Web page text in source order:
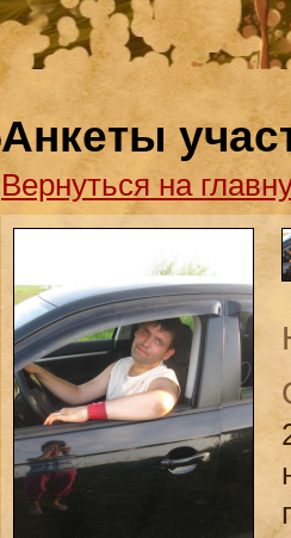
Анкеты
Вернуться на